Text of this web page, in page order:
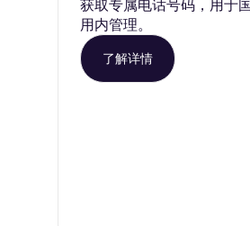
获取专属电话号码，用于
用内管理。
了解详情